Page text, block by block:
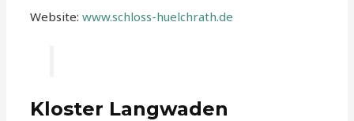
Website:www.schloss-huelchrath.de
Kloster Langwaden